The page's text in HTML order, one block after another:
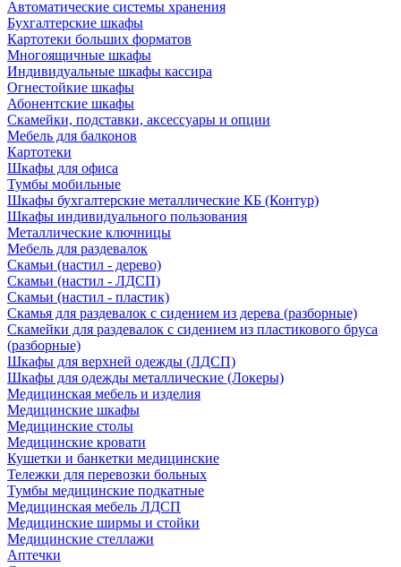
Автоматические системы хранения
Бухгалтерские шкафы
Картотеки больших форматов
Многоящичные шкафы
Индивидуальные шкафы кассира
Огнестойкие шкафы
Абонентские шкафы
Скамейки, подставки, аксессуары и опции
Мебель для балконов
Картотеки
Шкафы для офиса
Тумбы мобильные
Шкафы бухгалтерские металлические КБ (Контур)
Шкафы индивидуального пользования
Металлические ключницы
Мебель для раздевалок
Скамьи (настил - дерево)
Скамьи (настил - ЛДСП)
Скамьи (настил - пластик)
Скамья для раздевалок с сидением из дерева (разборные)
Скамейки для раздевалок с сидением из пластикового бруса
(разборные)
Шкафы для верхней одежды (ЛДСП)
Шкафы для одежды металлические (Локеры)
Медицинская мебель и изделия
Медицинские шкафы
Медицинские столы
Медицинские кровати
Кушетки и банкетки медицинские
Тележки для перевозки больных
Тумбы медицинские подкатные
Медицинская мебель ЛДСП
Медицинские ширмы и стойки
Медицинские стеллажи
Аптечки